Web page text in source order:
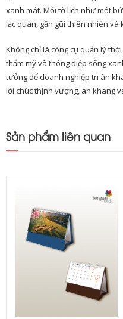
xanh mát. Mỗi tờ lịch như một
lạc quan, gần gũi thiên nhiên
Không chỉ là công cụ quản lý
thẩm mỹ và thông điệp sống
tưởng để doanh nghiệp tri ân
lời chúc thịnh vượng, an khang
Sản phẩm liên quan